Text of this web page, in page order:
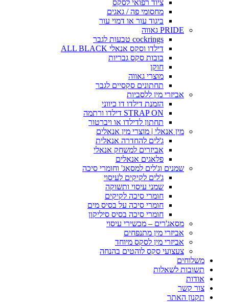
ציוד רפואי לסקס
מחסומי פה / גאגים
ביגוד עור או דמוי עור
PRIDE גאווה
cockrings טבעות לגבר
דילדו וסקס אנאלי ALL BLACK
בובות סקס גבריות
חוקן
מוצרי גאווה
תחתונים סקסיים לגבר
אביזרי מין ללסביות
הזמנת דילדו דו כיווני
STRAP ON דילדו ורתמה
תחתון לדילדו או ויברטור
מין אנאלי | מוצרי מין אנאלים
ג'לים להחדרה אנאלית
אביזרים למשחק אנאלי
פלאגים אנאלים
שמנים וג'לים למסאג' וחומרי סיכה
ג'לים לקיקים לעיסוי
שמני עיסוי ותשוקה
חומרי סיכה לקיקים
חומרי סיכה על בסיס מים
חומרי סיכה בסיס סיליקון
מסאג'רים – מכשירי עיסוי
אביזרי מין מתנפחים
אביזרי מין לסקס מיוחד
צעצועי סקס לוהטים בהנחה
משלוחים
תשובות לשאלות
אודות
צור קשר
תקנון האתר